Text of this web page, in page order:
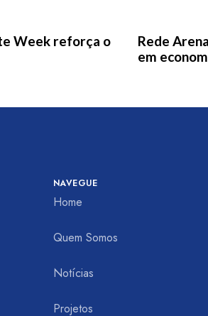
Week reforça o
Rede
em
NAVEGUE
Home
Quem Somos
Notícias
Projetos